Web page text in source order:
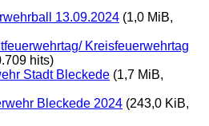
13.09.2024 (1,0 MiB,
Kreisfeuerwehrtag
hits)
Stadt Bleckede (1,7 MiB,
Bleckede 2024 (243,0 KiB,